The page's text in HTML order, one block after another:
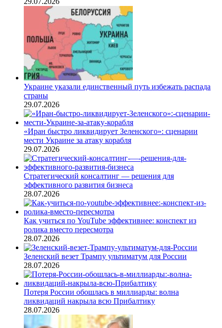
Украине указали единственный путь избежать распада
страны
29.07.2026
«Иран быстро ликвидирует Зеленского»: сценарии
мести Украине за атаку корабля
29.07.2026
Стратегический консалтинг — решения для
эффективного развития бизнеса
28.07.2026
Как учиться по YouTube эффективнее: конспект из
ролика вместо пересмотра
28.07.2026
Зеленский везет Трампу ультиматум для России
28.07.2026
Потеря России обошлась в миллиарды: волна
ликвидаций накрыла всю Прибалтику
28.07.2026